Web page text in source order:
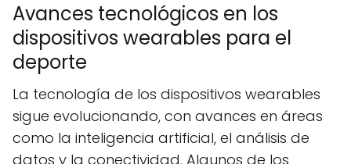
Avances tecnológicos en los
dispositivos wearables para el
deporte
La tecnología de los dispositivos wearables
sigue evolucionando, con avances en áreas
como la inteligencia artificial, el análisis de
datos y la conectividad. Algunos de los